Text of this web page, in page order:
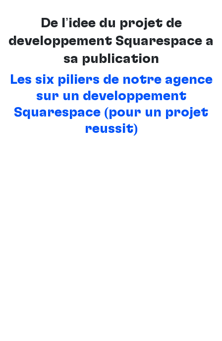
De l’idée du projet de
développement Squarespace à
sa publication
Les six piliers de notre agence
sur un développement
Squarespace (pour un projet
réussit)